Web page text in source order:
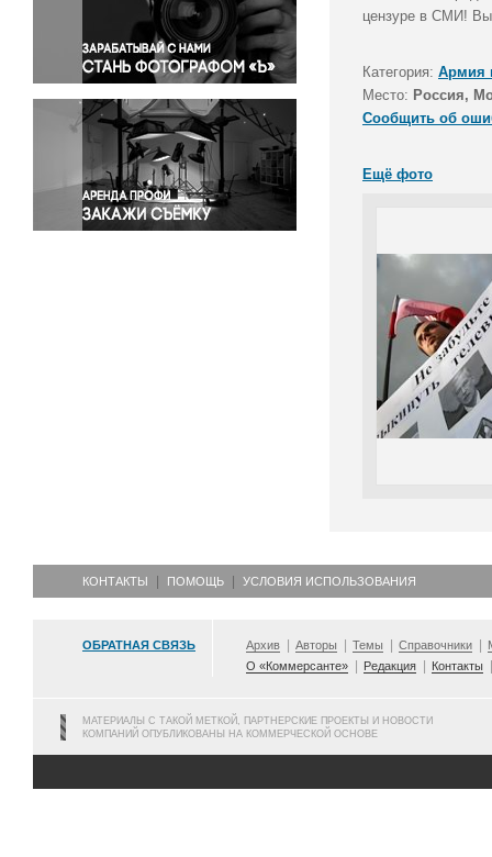
Правосудие
Происшествия и конфликты
Религия
Светская жизнь
Спорт
Экология
Экономика и бизнес
цензуре в СМИ!
Категория: Армия
Место: Россия,
Сообщить об
Ещё фото
КОНТАКТЫ ПОМОЩЬ УСЛОВИЯ ИСПОЛЬЗОВАНИЯ
ОБРАТНАЯ СВЯЗЬ Архив Авторы Темы Справочники
О «Коммерсанте»
Редакция Контакты
МАТЕРИАЛЫ С ТАКОЙ МЕТКОЙ, ПАРТНЕРСКИЕ ПРОЕКТЫ И НОВОСТИ
КОМПАНИЙ ОПУБЛИКОВАНЫ НА КОММЕРЧЕСКОЙ ОСНОВЕ